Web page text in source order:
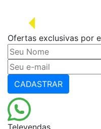
Ofertas exclusivas por
CADASTRAR